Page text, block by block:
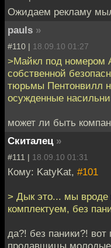
Ожидаем рекламу
pauls »
#110 | 18.09.10 01:27
>Майкл под номером
собственной
тюрьмы Пентонвилл
осужденные
может ли быть
Скиталец »
#111 | 18.09.10 01:31
Кому: KatyKat, #101
> Дык это... мы вроде
комплектуем, без
да?! без паники?!
продавщицы